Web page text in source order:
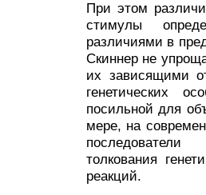
При этом
стимулы
различиями в
Скиннер не
их зависящими
генетических
посильной для
мере, на
толкования
реакций.